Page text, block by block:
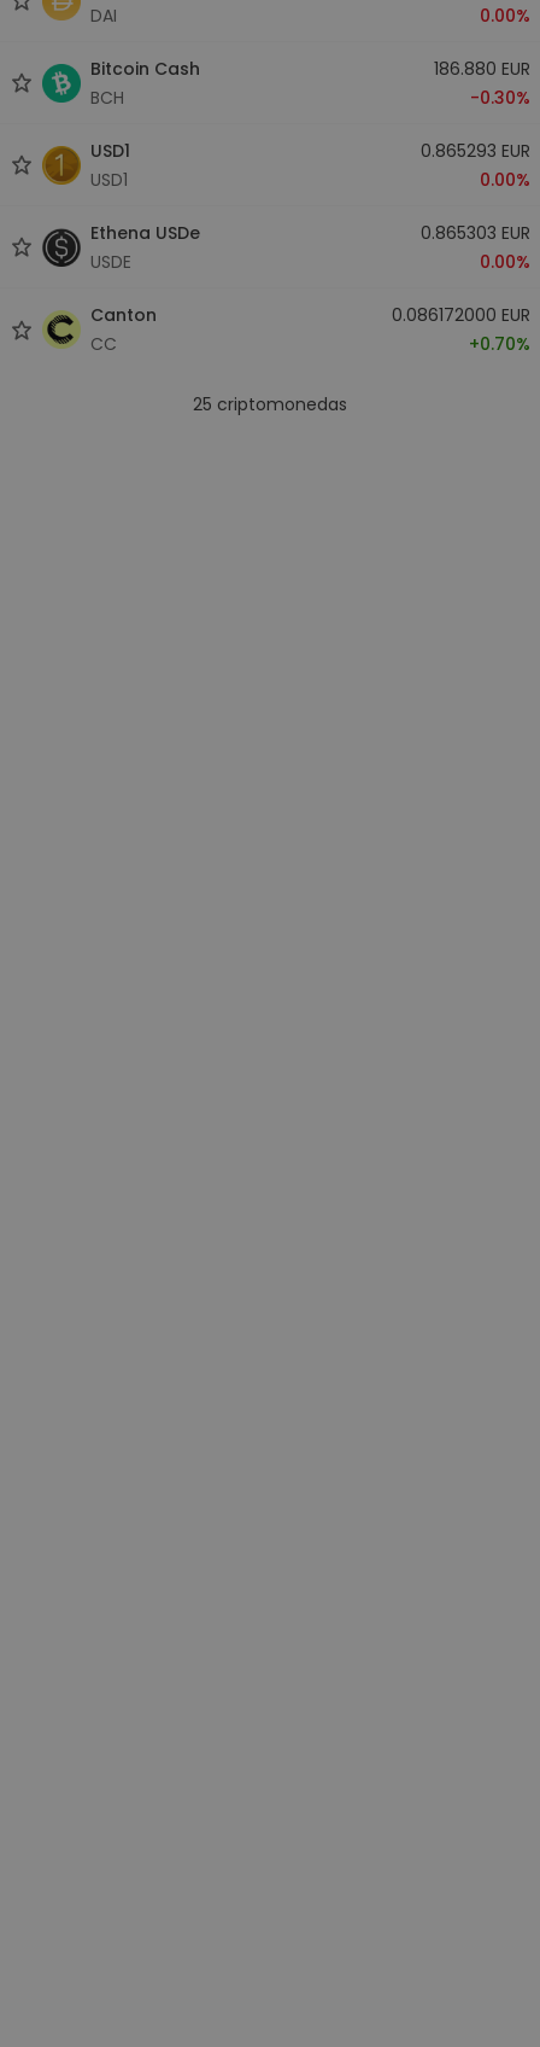
DAI
0.00%
Bitcoin Cash
BCH
186.880 EUR
-0.30%
USD1
USD1
0.865293 EUR
0.00%
Ethena USDe
USDE
0.865303 EUR
0.00%
Canton
CC
0.086172000 EUR
+0.70%
25 criptomonedas